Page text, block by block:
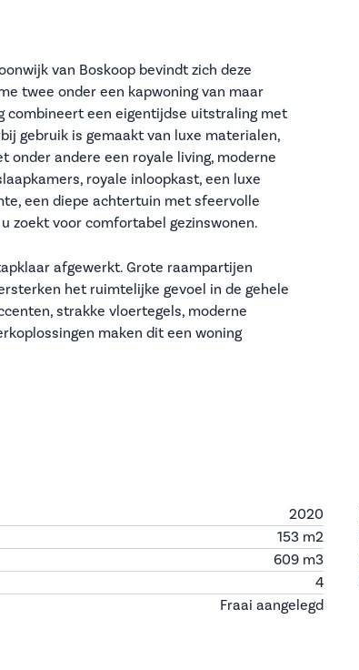
van Boskoop bevindt zich deze
twee onder een kapwoning van maar
combineert een eigentijdse uitstraling met
gebruik is gemaakt van luxe materialen,
onder andere een royale living, moderne
royale inloopkast, een luxe
een diepe achtertuin met sfeervolle
zoekt voor comfortabel gezinswonen.
afgewerkt. Grote raampartijen
het ruimtelijke gevoel in de gehele
strakke vloertegels, moderne
maken dit een woning
2020
153 m2
609 m3
4
Fraai aangelegd